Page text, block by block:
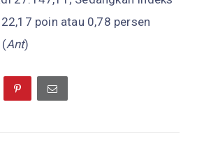
poin atau 0,78 persen
Ant)